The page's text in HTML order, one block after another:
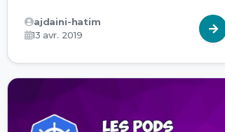
ajdaini-hatim
13 avr. 2019